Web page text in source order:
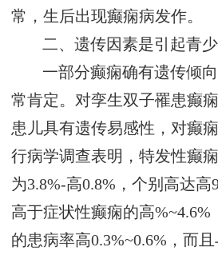
常，生后出现癫痫病发作。
二、遗传因素是引起青
一部分癫痫确有遗传倾
常肯定。对孪生双子罹患癫
患儿具有遗传易感性，对癫
行病学调查表明，特发性癫
为3.8%-高0.8%，个别高达高
高于症状性癫痫的高%~4.6%
的患病率高0.3%~0.6%，而